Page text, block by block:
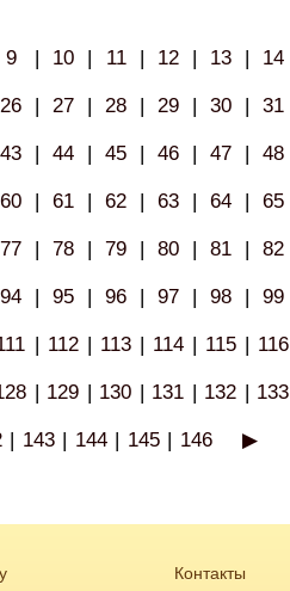
9 | 10 | 11 | 12 | 13 | 14
26 | 27 | 28 | 29 | 30 | 31
43 | 44 | 45 | 46 | 47 | 48
60 | 61 | 62 | 63 | 64 | 65
77 | 78 | 79 | 80 | 81 | 82
94 | 95 | 96 | 97 | 98 | 99
| 112 | 113 | 114 | 115 | 116
| 129 | 130 | 131 | 132 | 133
| 143 | 144 | 145 | 146 ▶
Контакты